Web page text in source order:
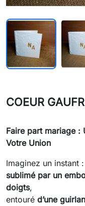
COEUR
Faire part mariage :
Votre Union
Imaginez un instant :
sublimé par un
doigts,
entouré d’une